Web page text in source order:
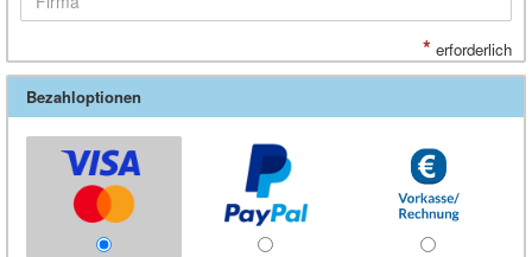
* erforderlich
Bezahloptionen